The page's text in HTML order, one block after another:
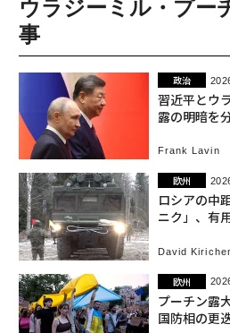
ウラジーミル・プー
事
政治
習近平とウ
露の明暗を
Frank Lavin
欧州
ロシアの中
ニク」、有
David
欧州
プーチン露
国防相の更